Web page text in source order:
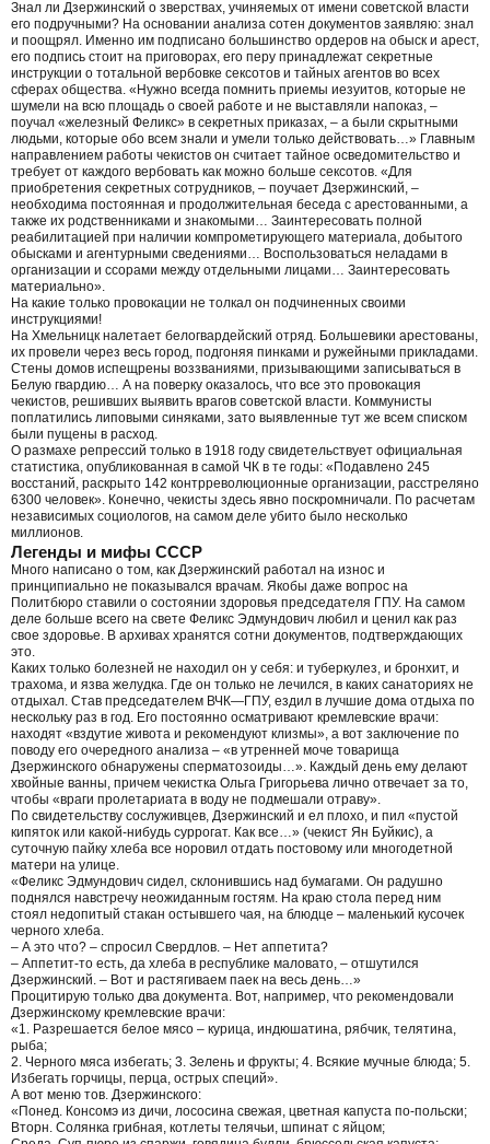
Знал ли Дзержинский о зверствах, учиняемых от имени советской власти
его подручными? На основании анализа сотен документов заявляю: знал
и поощрял. Именно им подписано большинство ордеров на обыск и арест,
его подпись стоит на приговорах, его перу принадлежат секретные
инструкции о тотальной вербовке сексотов и тайных агентов во всех
сферах общества. «Нужно всегда помнить приемы иезуитов, которые не
шумели на всю площадь о своей работе и не выставляли напоказ, –
поучал «железный Феликс» в секретных приказах, – а были скрытными
людьми, которые обо всем знали и умели только действовать…» Главным
направлением работы чекистов он считает тайное осведомительство и
требует от каждого вербовать как можно больше сексотов. «Для
приобретения секретных сотрудников, – поучает Дзержинский, –
необходима постоянная и продолжительная беседа с арестованными, а
также их родственниками и знакомыми… Заинтересовать полной
реабилитацией при наличии компрометирующего материала, добытого
обысками и агентурными сведениями… Воспользоваться неладами в
организации и ссорами между отдельными лицами… Заинтересовать
материально».
На какие только провокации не толкал он подчиненных своими
инструкциями!
На Хмельницк налетает белогвардейский отряд. Большевики арестованы,
их провели через весь город, подгоняя пинками и ружейными прикладами.
Стены домов испещрены воззваниями, призывающими записываться в
Белую гвардию… А на поверку оказалось, что все это провокация
чекистов, решивших выявить врагов советской власти. Коммунисты
поплатились липовыми синяками, зато выявленные тут же всем списком
были пущены в расход.
О размахе репрессий только в 1918 году свидетельствует официальная
статистика, опубликованная в самой ЧК в те годы: «Подавлено 245
восстаний, раскрыто 142 контрреволюционные организации, расстреляно
6300 человек». Конечно, чекисты здесь явно поскромничали. По расчетам
независимых социологов, на самом деле убито было несколько
миллионов.
Легенды и мифы СССР
Много написано о том, как Дзержинский работал на износ и
принципиально не показывался врачам. Якобы даже вопрос на
Политбюро ставили о состоянии здоровья председателя ГПУ. На самом
деле больше всего на свете Феликс Эдмундович любил и ценил как раз
свое здоровье. В архивах хранятся сотни документов, подтверждающих
это.
Каких только болезней не находил он у себя: и туберкулез, и бронхит, и
трахома, и язва желудка. Где он только не лечился, в каких санаториях не
отдыхал. Став председателем ВЧК—ГПУ, ездил в лучшие дома отдыха по
нескольку раз в год. Его постоянно осматривают кремлевские врачи:
находят «вздутие живота и рекомендуют клизмы», а вот заключение по
поводу его очередного анализа – «в утренней моче товарища
Дзержинского обнаружены сперматозоиды…». Каждый день ему делают
хвойные ванны, причем чекистка Ольга Григорьева лично отвечает за то,
чтобы «враги пролетариата в воду не подмешали отраву».
По свидетельству сослуживцев, Дзержинский и ел плохо, и пил «пустой
кипяток или какой-нибудь суррогат. Как все…» (чекист Ян Буйкис), а
суточную пайку хлеба все норовил отдать постовому или многодетной
матери на улице.
«Феликс Эдмундович сидел, склонившись над бумагами. Он радушно
поднялся навстречу неожиданным гостям. На краю стола перед ним
стоял недопитый стакан остывшего чая, на блюдце – маленький кусочек
черного хлеба.
– А это что? – спросил Свердлов. – Нет аппетита?
– Аппетит-то есть, да хлеба в республике маловато, – отшутился
Дзержинский. – Вот и растягиваем паек на весь день…»
Процитирую только два документа. Вот, например, что рекомендовали
Дзержинскому кремлевские врачи:
«1. Разрешается белое мясо – курица, индюшатина, рябчик, телятина,
рыба;
2. Черного мяса избегать; 3. Зелень и фрукты; 4. Всякие мучные блюда; 5.
Избегать горчицы, перца, острых специй».
А вот меню тов. Дзержинского:
«Понед. Консомэ из дичи, лососина свежая, цветная капуста по-польски;
Вторн. Солянка грибная, котлеты телячьи, шпинат с яйцом;